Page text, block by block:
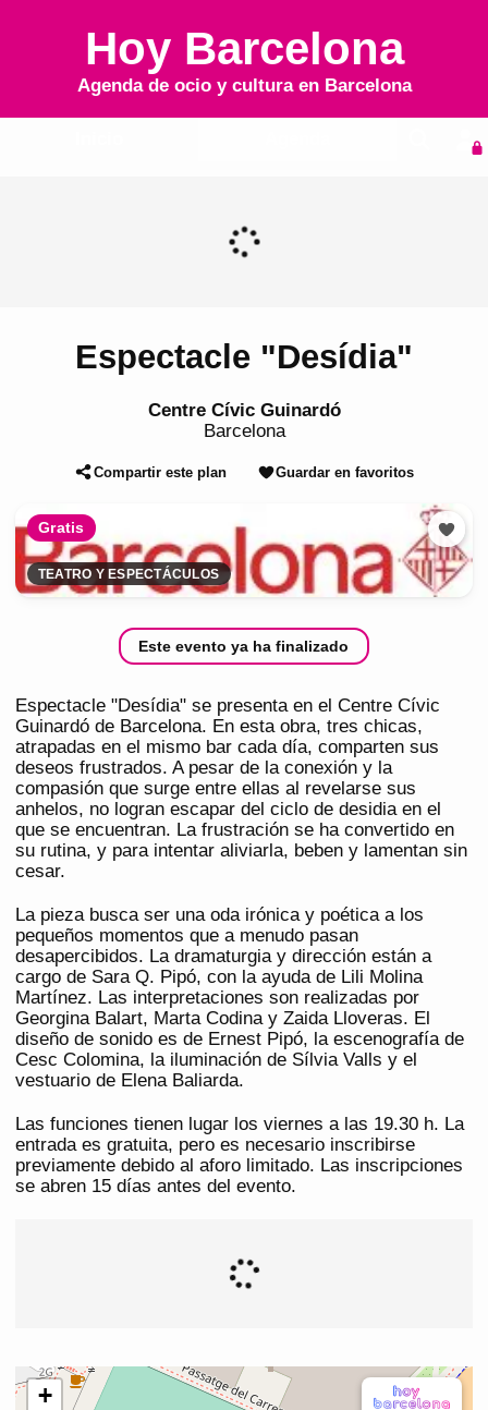
Hoy Barcelona
Agenda de ocio y cultura en Barcelona
Espectacle "Desídia"
Centre Cívic Guinardó
Barcelona
Compartir este plan Guardar en favoritos
Gratis
TEATRO Y ESPECTÁCULOS
Este evento ya ha finalizado
Espectacle "Desídia" se presenta en el Centre Cívic
Guinardó de Barcelona. En esta obra, tres chicas,
atrapadas en el mismo bar cada día, comparten sus
deseos frustrados. A pesar de la conexión y la
compasión que surge entre ellas al revelarse sus
anhelos, no logran escapar del ciclo de desidia en el
que se encuentran. La frustración se ha convertido en
su rutina, y para intentar aliviarla, beben y lamentan sin
cesar.
La pieza busca ser una oda irónica y poética a los
pequeños momentos que a menudo pasan
desapercibidos. La dramaturgia y dirección están a
cargo de Sara Q. Pipó, con la ayuda de Lili Molina
Martínez. Las interpretaciones son realizadas por
Georgina Balart, Marta Codina y Zaida Lloveras. El
diseño de sonido es de Ernest Pipó, la escenografía de
Cesc Colomina, la iluminación de Sílvia Valls y el
vestuario de Elena Baliarda.
Las funciones tienen lugar los viernes a las 19.30 h. La
entrada es gratuita, pero es necesario inscribirse
previamente debido al aforo limitado. Las inscripciones
se abren 15 días antes del evento.